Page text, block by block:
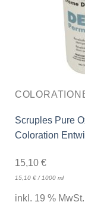
Scruples Pure
Coloration
15,10 €
15,10 €/ 1000 ml
inkl. 19 % MwSt.